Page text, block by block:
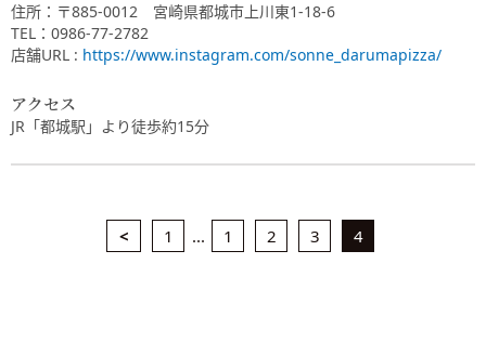
住所：〒885-0012 宮崎県都城市上川東1-18-6
TEL：0986-77-2782
店舗URL : https://www.instagram.com/sonne_darumapizza/
アクセス
JR「都城駅」より徒歩約15分
< 1 ... 1 2 3 4